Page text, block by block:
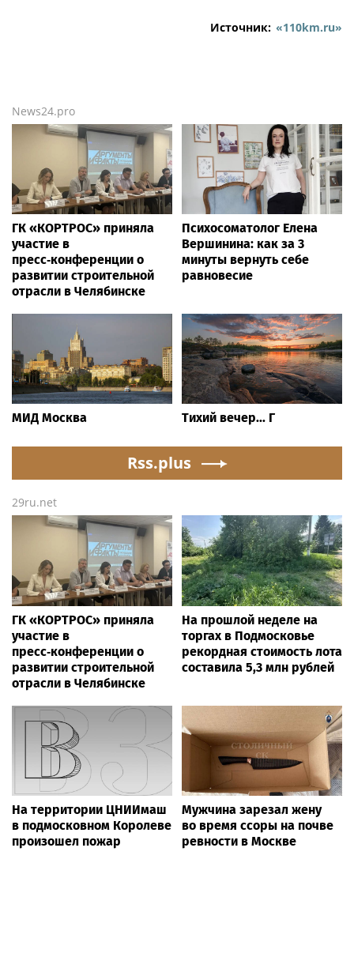
Источник: «110km.ru»
News24.pro
ГК «КОРТРОС» приняла
участие в
пресс‑конференции о
развитии строительной
отрасли в Челябинске
Психосоматолог Елена
Вершинина: как за 3
минуты вернуть себе
равновесие
МИД Москва Тихий вечер... Г
Rss.plus
29ru.net
ГК «КОРТРОС» приняла
участие в
пресс‑конференции о
развитии строительной
отрасли в Челябинске
На прошлой неделе на
торгах в Подмосковье
рекордная стоимость лота
составила 5,3 млн рублей
На территории ЦНИИмаш
в подмосковном Королеве
произошел пожар
Мужчина зарезал жену
во время ссоры на почве
ревности в Москве